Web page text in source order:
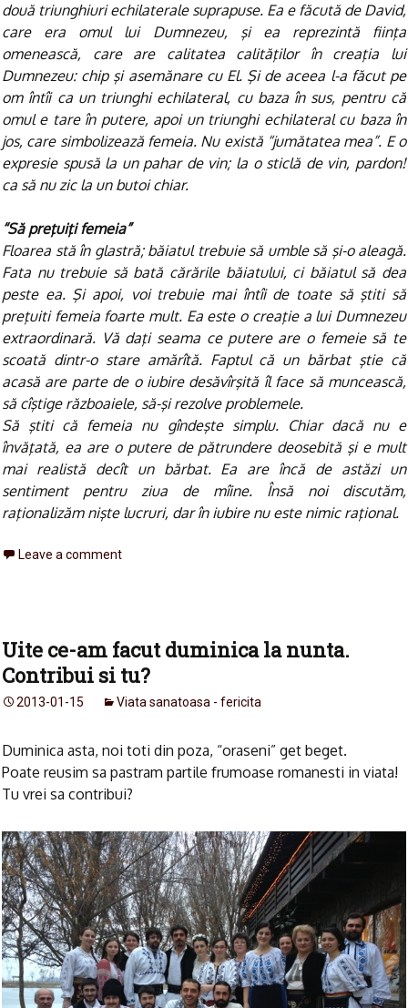
două triunghiuri echilaterale suprapuse. Ea e făcută de David,
care era omul lui Dumnezeu, şi ea reprezintă fiinţa
omenească, care are calitatea calităţilor în creaţia lui
Dumnezeu: chip şi asemănare cu El. Şi de aceea l-a făcut pe
om întîi ca un triunghi echilateral, cu baza în sus, pentru că
omul e tare în putere, apoi un triunghi echilateral cu baza în
jos, care simbolizează femeia. Nu există “jumătatea mea”. E o
expresie spusă la un pahar de vin; la o sticlă de vin, pardon!
ca să nu zic la un butoi chiar.
“Să preţuiţi femeia”
Floarea stă în glastră; băiatul trebuie să umble să şi-o aleagă.
Fata nu trebuie să bată cărările băiatului, ci băiatul să dea
peste ea. Şi apoi, voi trebuie mai întîi de toate să ştiti să
preţuiti femeia foarte mult. Ea este o creaţie a lui Dumnezeu
extraordinară. Vă daţi seama ce putere are o femeie să te
scoată dintr-o stare amărîtă. Faptul că un bărbat ştie că
acasă are parte de o iubire desăvîrşită îl face să muncească,
să cîştige războaiele, să-şi rezolve problemele.
Să ştiti că femeia nu gîndeşte simplu. Chiar dacă nu e
învăţată, ea are o putere de pătrundere deosebită şi e mult
mai realistă decît un bărbat. Ea are încă de astăzi un
sentiment pentru ziua de mîine. Însă noi discutăm,
raţionalizăm nişte lucruri, dar în iubire nu este nimic raţional.
Leave a comment
Uite ce-am facut duminica la nunta.
Contribui si tu?
2013-01-15 Viata sanatoasa - fericita
Duminica asta, noi toti din poza, “oraseni” get beget.
Poate reusim sa pastram partile frumoase romanesti in viata!
Tu vrei sa contribui?